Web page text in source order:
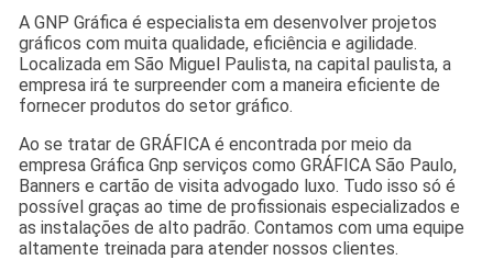
A GNP Gráfica é especialista em desenvolver projetos
gráficos com muita qualidade, eficiência e agilidade.
Localizada em São Miguel Paulista, na capital paulista, a
empresa irá te surpreender com a maneira eficiente de
fornecer produtos do setor gráfico.
Ao se tratar de GRÁFICA é encontrada por meio da
empresa Gráfica Gnp serviços como GRÁFICA São Paulo,
Banners e cartão de visita advogado luxo. Tudo isso só é
possível graças ao time de profissionais especializados e
as instalações de alto padrão. Contamos com uma equipe
altamente treinada para atender nossos clientes.